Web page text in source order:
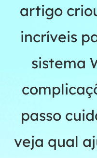
artigo
incríveis
sistema
passo
veja qual